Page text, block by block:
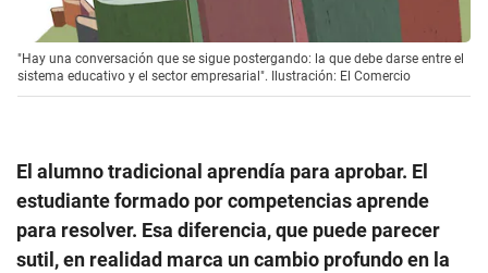
"Hay una conversación que se sigue postergando: la que debe darse entre el
sistema educativo y el sector empresarial". Ilustración: El Comercio
El alumno tradicional aprendía para aprobar. El
estudiante formado por competencias aprende
para resolver. Esa diferencia, que puede parecer
sutil, en realidad marca un cambio profundo en la